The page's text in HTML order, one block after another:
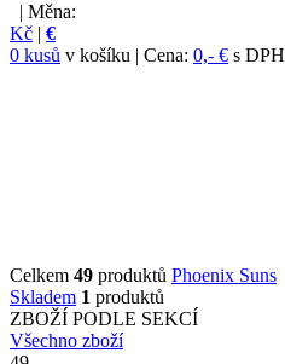
| Měna:
Kč | €
0 kusů v košíku | Cena: 0,- € s DPH
Celkem 49 produktů Phoenix Suns
Skladem 1 produktů
ZBOŽÍ PODLE SEKCÍ
Všechno zboží